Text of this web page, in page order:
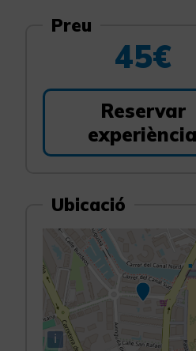
Preu
45€
Reservar
experiència
Ubicació
i